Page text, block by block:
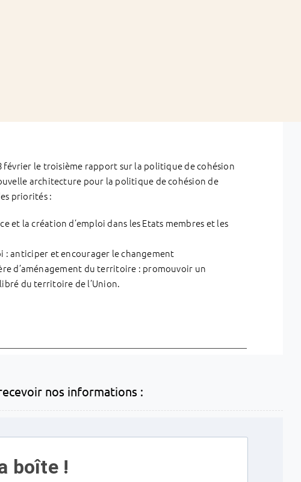
février le troisième rapport sur la politique de cohésion
architecture pour la politique de cohésion de
priorités :
et la création d’emploi dans les Etats membres et les
: anticiper et encourager le changement
d’aménagement du territoire : promouvoir un
du territoire de l’Union.
nos informations :
boîte !